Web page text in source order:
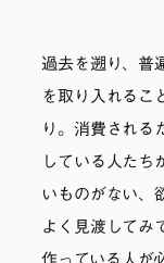
過去を遡り、普
を取り入れるこ
り。消費される
している人たち
いものがない、
よく見渡してみ